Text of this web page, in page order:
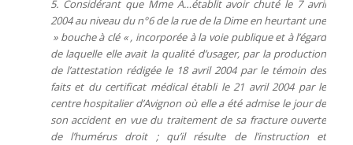
5. Considérant que Mme A…établit avoir chuté le 7 avril
2004 au niveau du n°6 de la rue de la Dime en heurtant une
» bouche à clé « , incorporée à la voie publique et à l’égard
de laquelle elle avait la qualité d’usager, par la production
de l’attestation rédigée le 18 avril 2004 par le témoin des
faits et du certificat médical établi le 21 avril 2004 par le
centre hospitalier d’Avignon où elle a été admise le jour de
son accident en vue du traitement de sa fracture ouverte
de l’humérus droit ; qu’il résulte de l’instruction et